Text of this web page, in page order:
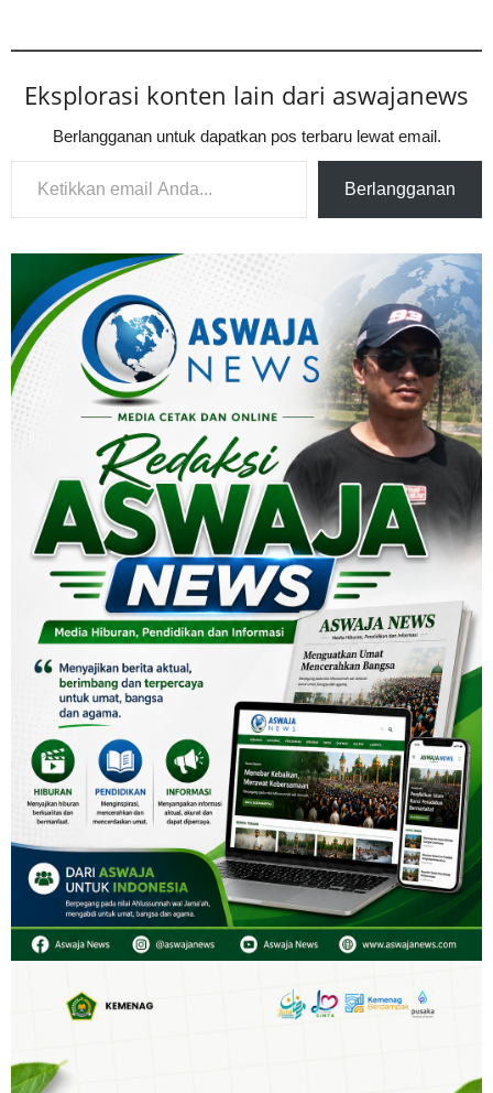
Eksplorasi konten lain dari aswajanews
Berlangganan untuk dapatkan pos terbaru lewat email.
Ketikkan email Anda...
Berlangganan